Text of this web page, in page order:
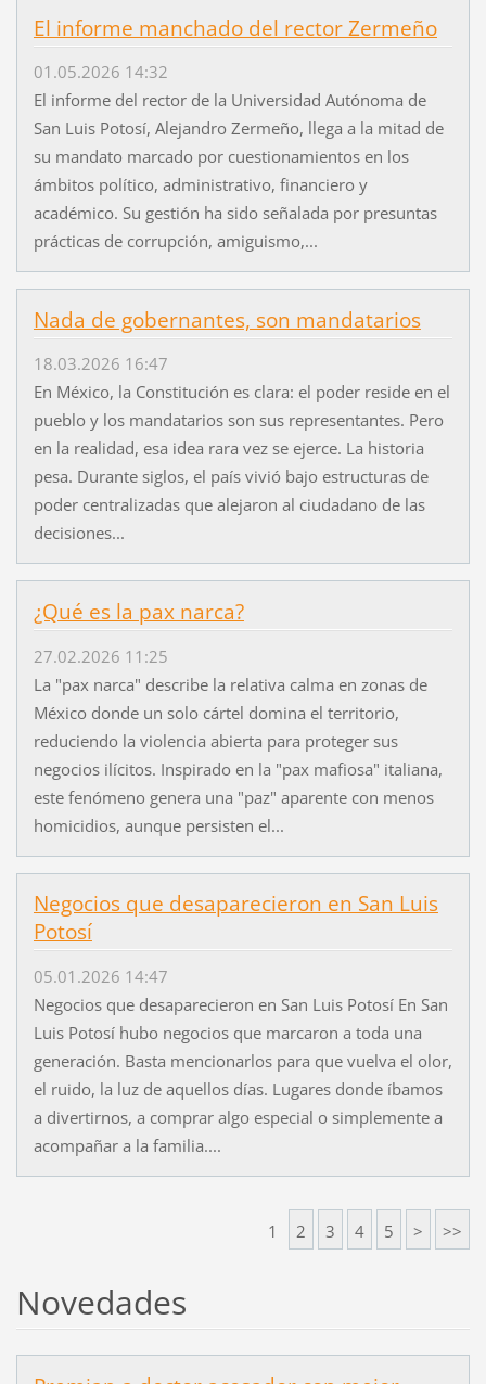
El informe manchado del rector Zermeño
01.05.2026 14:32
El informe del rector de la Universidad Autónoma de
San Luis Potosí, Alejandro Zermeño, llega a la mitad de
su mandato marcado por cuestionamientos en los
ámbitos político, administrativo, financiero y
académico. Su gestión ha sido señalada por presuntas
prácticas de corrupción, amiguismo,...
Nada de gobernantes, son mandatarios
18.03.2026 16:47
En México, la Constitución es clara: el poder reside en el
pueblo y los mandatarios son sus representantes. Pero
en la realidad, esa idea rara vez se ejerce. La historia
pesa. Durante siglos, el país vivió bajo estructuras de
poder centralizadas que alejaron al ciudadano de las
decisiones...
¿Qué es la pax narca?
27.02.2026 11:25
La "pax narca" describe la relativa calma en zonas de
México donde un solo cártel domina el territorio,
reduciendo la violencia abierta para proteger sus
negocios ilícitos. Inspirado en la "pax mafiosa" italiana,
este fenómeno genera una "paz" aparente con menos
homicidios, aunque persisten el...
Negocios que desaparecieron en San Luis
Potosí
05.01.2026 14:47
Negocios que desaparecieron en San Luis Potosí En San
Luis Potosí hubo negocios que marcaron a toda una
generación. Basta mencionarlos para que vuelva el olor,
el ruido, la luz de aquellos días. Lugares donde íbamos
a divertirnos, a comprar algo especial o simplemente a
acompañar a la familia....
1 2 3 4 5 > >>
Novedades